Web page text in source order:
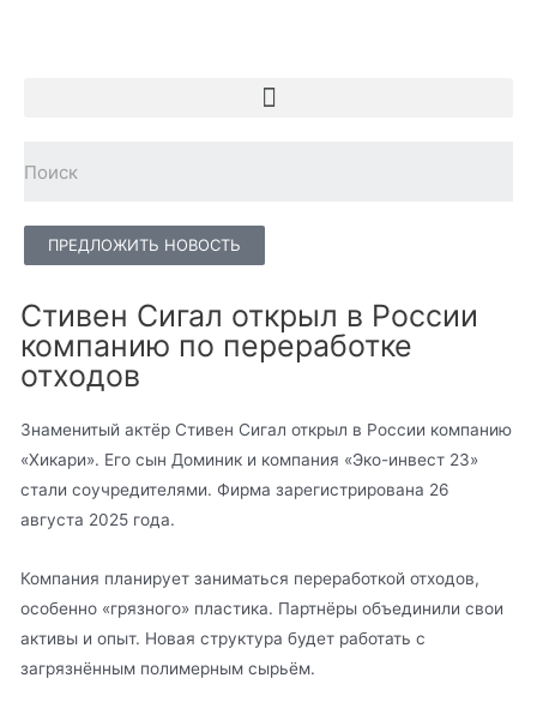
ПРЕДЛОЖИТЬ НОВОСТЬ
Стивен Сигал открыл в России
компанию по переработке
отходов
Знаменитый актёр Стивен Сигал открыл в России компанию
«Хикари». Его сын Доминик и компания «Эко-инвест 23»
стали соучредителями. Фирма зарегистрирована 26
августа 2025 года.
Компания планирует заниматься переработкой отходов,
особенно «грязного» пластика. Партнёры объединили свои
активы и опыт. Новая структура будет работать с
загрязнённым полимерным сырьём.